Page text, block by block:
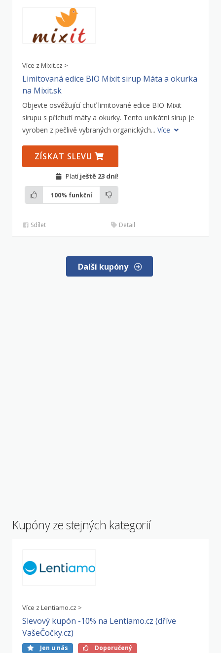
Více z Mixit.cz >
Limitovaná edice BIO Mixit sirup Máta a okurka
na Mixit.sk
Objevte osvěžující chuť limitované edice BIO Mixit
sirupu s příchutí máty a okurky. Tento unikátní sirup je
vyroben z pečlivě vybraných organických... Více
ZÍSKAT SLEVU
Platí ještě 23 dní!
100% funkční
Sdílet Detail
Další kupóny
Kupóny ze stejných kategorií
Více z Lentiamo.cz >
Slevový kupón -10% na Lentiamo.cz (dříve
VašeČočky.cz)
Jen u nás Doporučený